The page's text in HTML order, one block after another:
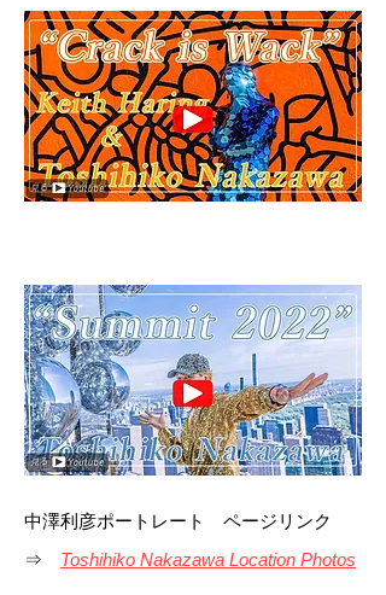
中澤利彦ポートレート ページリンク
⇒ Toshihiko Nakazawa Location Photos